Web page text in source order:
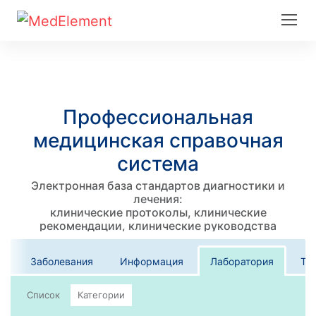
Профессиональная
медицинская справочная
система
Электронная база стандартов диагностики и
лечения:
клинические протоколы, клинические
рекомендации, клинические руководства
Заболевания Информация Лаборатория
Список Категории